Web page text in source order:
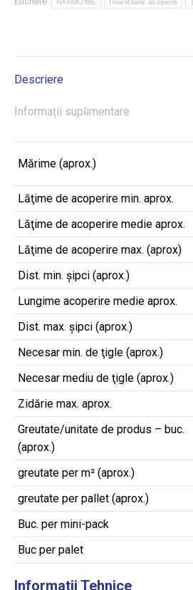
HARMONIE Învelitoare acoperiș
Descriere
Informații suplimentare
Mărime (aprox.)
Lăţime de acoperire min. aprox.
Lăţime de acoperire medie aprox.
Lăţime de acoperire max. (aprox)
Dist. min. șipci (aprox.)
Lungime acoperire medie aprox.
Dist. max. șipci (aprox.)
Necesar min. de ţigle (aprox.)
Necesar mediu de ţigle (aprox.)
Zidărie max. aprox.
Greutate/unitate de produs – buc.
(aprox.)
greutate per m² (aprox.)
greutate per pallet (aprox.)
Buc. per mini-pack
Buc per palet
Informatii Tehnice